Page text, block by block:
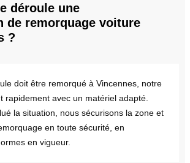
déroule une
de remorquage voiture
?
doit être remorqué à Vincennes, notre
rapidement avec un matériel adapté.
la situation, nous sécurisons la zone et
en toute sécurité, en
en vigueur.